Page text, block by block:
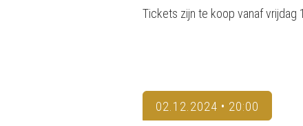
Tickets zijn te koop vanaf vrijdag
02.12.2024 • 20:00